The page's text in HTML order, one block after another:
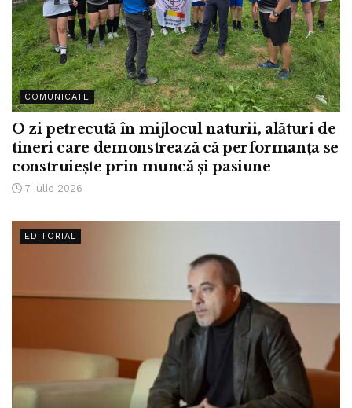
COMUNICATE
O zi petrecută în mijlocul naturii, alături de
tineri care demonstrează că performanța se
construiește prin muncă și pasiune
7 iulie 2026
EDITORIAL